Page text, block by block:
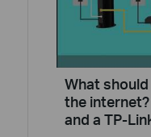
What
the
and a TP-